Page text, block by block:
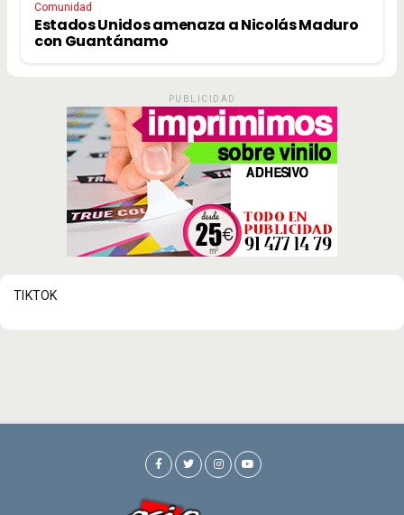
Comunidad
Estados Unidos amenaza a Nicolás Maduro
con Guantánamo
PUBLICIDAD
TIKTOK